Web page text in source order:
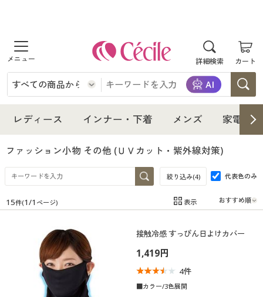
詳細検索 カート
商品を探す
レディース
レディースファッション
女性下着
インナー・下着
インナー・下着通販すべて
女性下着
メンズ下着
ジュニア・ティーンズ下着
メンズ
メンズ通販すべて
メンズファッション
メンズ下着
家電・雑貨
家電・雑貨すべて
キッチン・雑貨・日用品
寝具・インテリア・家具
寝具・インテリア・家具通販すべて
家具・収納
美容・健康
美容・健康通販すべて
制服・スクール
レディース インナー・下着 メンズ 家電・
ファッション小物 その他 (ＵＶカット・紫外線対策)
絞り込み(4) 代表色のみ
在庫 在庫のある商品のみ表示
15件(1/1 ページ) 表示
接触冷感 すっぴん日よけカバー
1,419円
4件
■カラー/3色展開